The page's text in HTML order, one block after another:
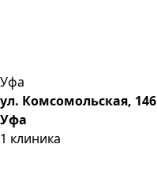
Уфа
ул. Комсомольская, 146
Уфа
1 клиника